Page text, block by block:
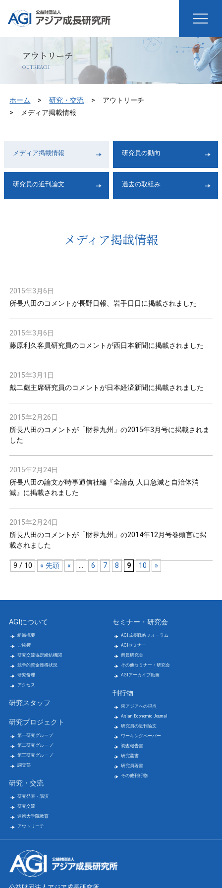
アウトリーチ
OUTREACH
ホーム 研究・交流
アウトリーチ
メディア掲載情報
メディア掲載情報 研究員の動向
研究員の近刊論文 過去の取組み
メディア掲載情報
2015年3月6日
所長八田のコメントが長野日報、岩手日日に掲載されました
2015年3月6日
藤原利久客員研究員のコメントが西日本新聞に掲載されました
2015年3月1日
戴二彪主席研究員のコメントが日本経済新聞に掲載されました
2015年2月26日
所長八田のコメントが「財界九州」の2015年3月号に掲載されま
した
2015年2月24日
所長八田の論文が時事通信社編『全論点 人口急減と自治体消
滅』に掲載されました
2015年2月24日
所長八田のコメントが「財界九州」の2014年12月号巻頭言に掲
載されました
9 / 10 « 先頭 « ... 6 7 8 9 10 »
AGIについて
組織概要
ご挨拶
研究交流協定締結機関
競争的資金獲得状況
研究倫理
アクセス
研究スタッフ
研究プロジェクト
第一研究グループ
第二研究グループ
第三研究グループ
調査部
研究・交流
研究発表・講演
研究交流
連携大学院教育
アウトリーチ
セミナー・研究会
AGI成長戦略フォーラム
AGIセミナー
所員研究会
その他セミナー・研究会
AGIアーカイブ動画
刊行物
東アジアへの視点
Asian Economic Journal
研究員の近刊論文
ワーキングペーパー
調査報告書
研究叢書
研究員著書
その他刊行物